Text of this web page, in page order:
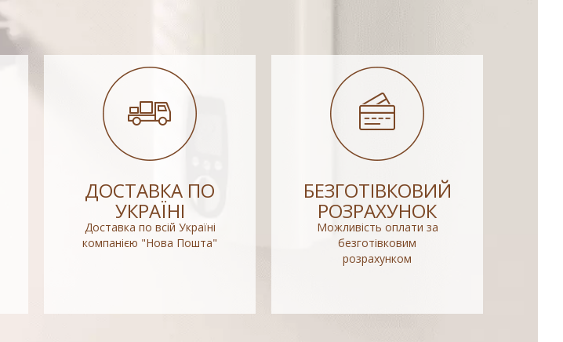
ДОСТАВКА ПО
УКРАЇНІ
Доставка по всій Україні
компанією "Нова Пошта"
БЕЗГОТІВКОВИЙ
РОЗРАХУНОК
Можливість оплати за
безготівковим
розрахунком